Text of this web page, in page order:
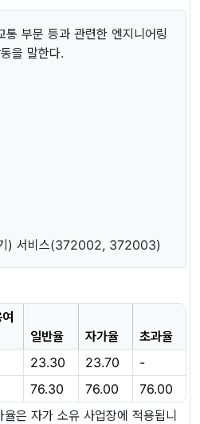
부문 등과 관련한 엔지니어링
을 말한다.
기) 서비스(372002, 372003)
일반율 자가율
초과율
23.30 23.70
-
76.30 76.00
76.00
은 자가 소유 사업장에 적용됩니